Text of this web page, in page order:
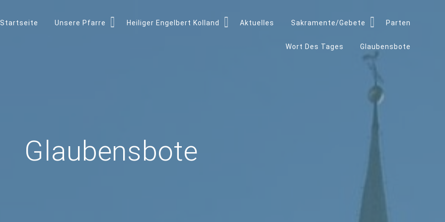
Startseite Unsere Pfarre Heiliger Engelbert Kolland Aktuelles Sakramente/Gebete Parten
Wort Des Tages Glaubensbote
Glaubensbote